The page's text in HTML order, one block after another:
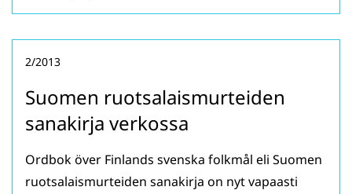
Suomen ruotsalaismurteiden
sanakirja verkossa
2/2013
Ordbok över Finlands svenska folkmål eli Suomen
ruotsalaismurteiden sanakirja on nyt vapaasti